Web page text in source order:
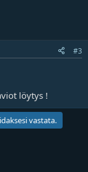
#3
löytys !
vastata.